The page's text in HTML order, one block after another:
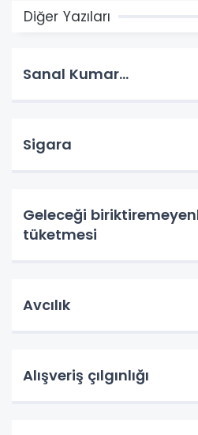
Diğer Yazıları
Sanal Kumar…
Sigara
Geleceği
tüketmesi
Avcılık
Alışveriş çılgınlığı